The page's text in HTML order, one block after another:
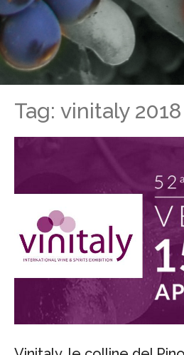
Tag: vinitaly 2018